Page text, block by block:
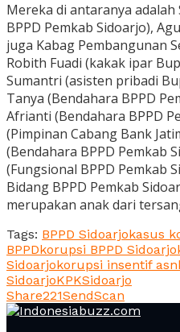
Mereka di antaranya adalah
BPPD Pemkab Sidoarjo),
juga Kabag Pembangunan
Robith Fuadi (kakak ipar
Sumantri (asisten pribadi
Tanya (Bendahara BPPD
Afrianti (Bendahara BPPD
(Pimpinan Cabang Bank
(Bendahara BPPD Pemkab
(Fungsional BPPD Pemkab
Bidang BPPD Pemkab
merupakan anak dari
Tags: BPPD Sidoarjokasus
BPPDkorupsi BPPD Sidoarjo
Sidoarjokorupsi insentif asn
SidoarjoKPKSidoarjo
Share221SendScan